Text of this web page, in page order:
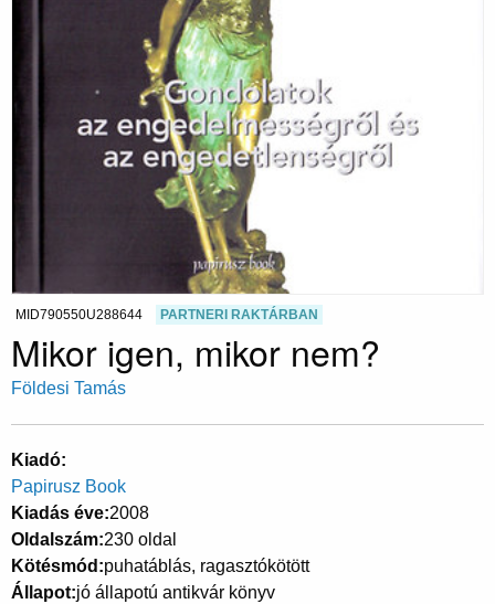
MID790550U288644 PARTNERI RAKTÁRBAN
Mikor igen, mikor nem?
Földesi Tamás
Kiadó
Papirusz Book
Kiadás éve 2008
Oldalszám 230 oldal
Kötésmód puhatáblás, ragasztókötött
Állapot jó állapotú antikvár könyv